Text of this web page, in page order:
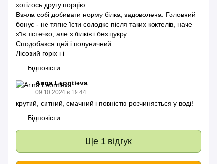
хотілось другу порцію
Взяла собі добивати норму білка, задоволена. Головний
бонус - не тягне їсти солодке після таких коктелів, наче
з'їв тістечко, але з білків і без цукру.
Сподобався цей і полуничний
Лісовий горіх ні
Відповісти
Anna Leontieva
09.10.2024 в 19:44
крутий, ситний, смачний і повністю розчиняється у воді!
Відповісти
Ще 1 відгук